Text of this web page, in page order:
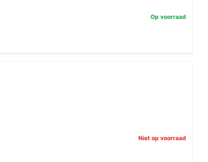
Op voorraad
Niet op voorraad